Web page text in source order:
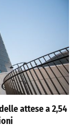
attese a 2,54